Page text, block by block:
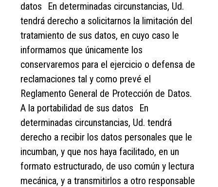
datos En determinadas circunstancias, Ud.
tendrá derecho a solicitarnos la limitación del
tratamiento de sus datos, en cuyo caso le
informamos que únicamente los
conservaremos para el ejercicio o defensa de
reclamaciones tal y como prevé el
Reglamento General de Protección de Datos.
A la portabilidad de sus datos En
determinadas circunstancias, Ud. tendrá
derecho a recibir los datos personales que le
incumban, y que nos haya facilitado, en un
formato estructurado, de uso común y lectura
mecánica, y a transmitirlos a otro responsable